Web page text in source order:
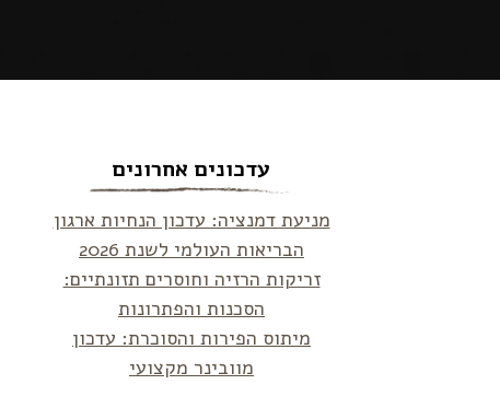
עדכונים אחרונים
מניעת דמנציה: עדכון הנחיות ארגון
הבריאות העולמי לשנת 2026
זריקות הרזיה וחוסרים תזונתיים:
הסכנות והפתרונות
מיתוס הפירות והסוכרת: עדכון
מוובינר מקצועי